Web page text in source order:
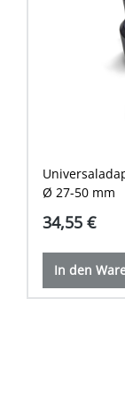
Ø 27-50 mm
34,55 €
In den